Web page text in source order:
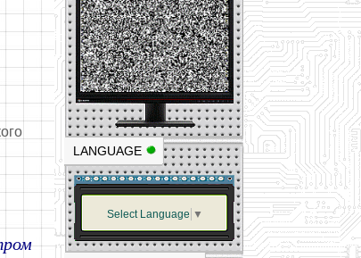
LANGUAGE
Select Language ▼